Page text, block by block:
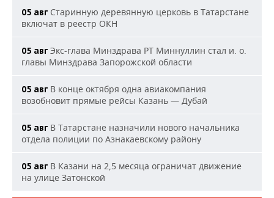
05 авг Старинную деревянную церковь в Татарстане
включат в реестр ОКН
05 авг Экс-глава Минздрава РТ Миннуллин стал и. о.
главы Минздрава Запорожской области
05 авг В конце октября одна авиакомпания
возобновит прямые рейсы Казань — Дубай
05 авг В Татарстане назначили нового начальника
отдела полиции по Азнакаевскому району
05 авг В Казани на 2,5 месяца ограничат движение
на улице Затонской